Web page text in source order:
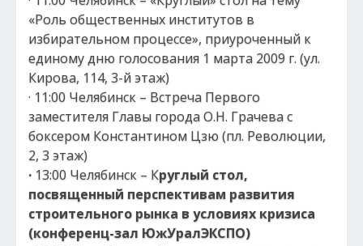
«Роль общественных институтов в
избирательном процессе», приуроченный к
единому дню голосования 1 марта 2009 г. (ул.
Кирова, 114, 3-й этаж)
· 11:00 Челябинск – Встреча Первого
заместителя Главы города О.Н. Грачева с
боксером Константином Цзю (пл. Революции,
2, 3 этаж)
· 13:00 Челябинск – Круглый стол,
посвященный перспективам развития
строительного рынка в условиях кризиса
(конференц-зал ЮжУралЭКСПО)